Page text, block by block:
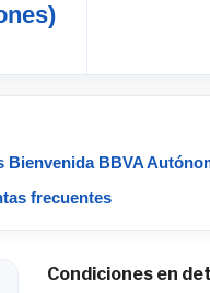
Bienvenida BBVA
frecuentes
Condiciones en